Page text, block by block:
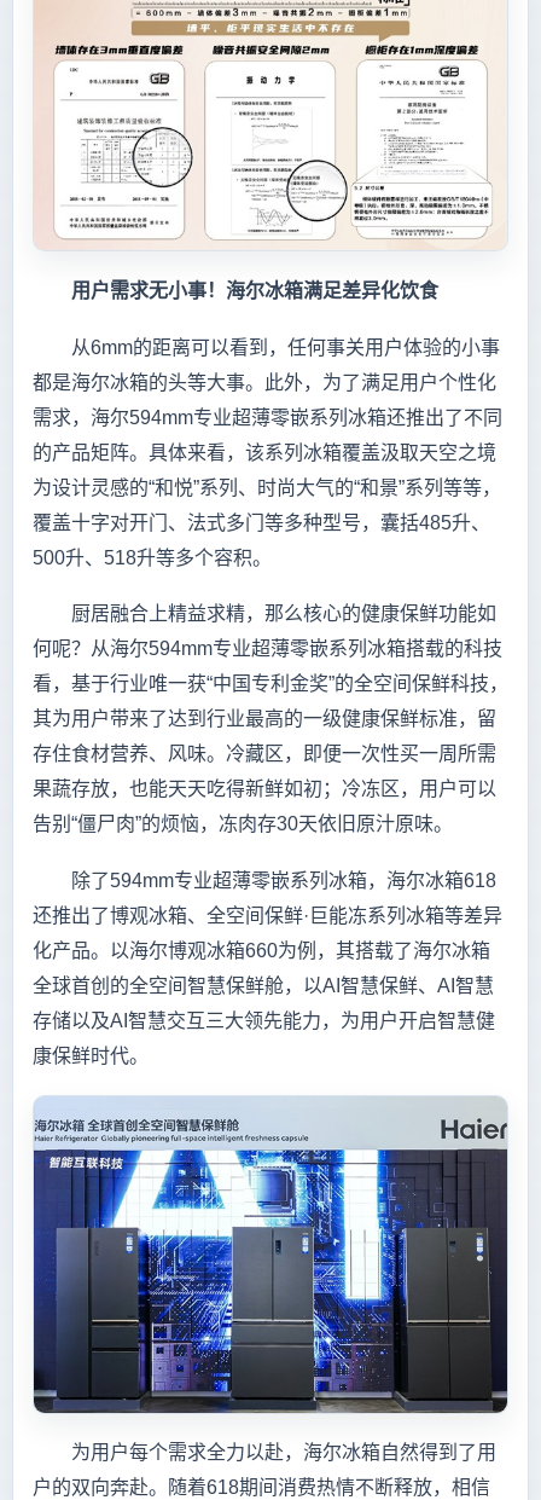
用户需求无小事！海尔冰箱满足差异化饮食
从6mm的距离可以看到，任何事关用户体验的小事
都是海尔冰箱的头等大事。此外，为了满足用户个性化
需求，海尔594mm专业超薄零嵌系列冰箱还推出了不同
的产品矩阵。具体来看，该系列冰箱覆盖汲取天空之境
为设计灵感的“和悦”系列、时尚大气的“和景”系列等等，
覆盖十字对开门、法式多门等多种型号，囊括485升、
500升、518升等多个容积。
厨居融合上精益求精，那么核心的健康保鲜功能如
何呢？从海尔594mm专业超薄零嵌系列冰箱搭载的科技
看，基于行业唯一获“中国专利金奖”的全空间保鲜科技，
其为用户带来了达到行业最高的一级健康保鲜标准，留
存住食材营养、风味。冷藏区，即便一次性买一周所需
果蔬存放，也能天天吃得新鲜如初；冷冻区，用户可以
告别“僵尸肉”的烦恼，冻肉存30天依旧原汁原味。
除了594mm专业超薄零嵌系列冰箱，海尔冰箱618
还推出了博观冰箱、全空间保鲜·巨能冻系列冰箱等差异
化产品。以海尔博观冰箱660为例，其搭载了海尔冰箱
全球首创的全空间智慧保鲜舱，以AI智慧保鲜、AI智慧
存储以及AI智慧交互三大领先能力，为用户开启智慧健
康保鲜时代。
为用户每个需求全力以赴，海尔冰箱自然得到了用
户的双向奔赴。随着618期间消费热情不断释放，相信